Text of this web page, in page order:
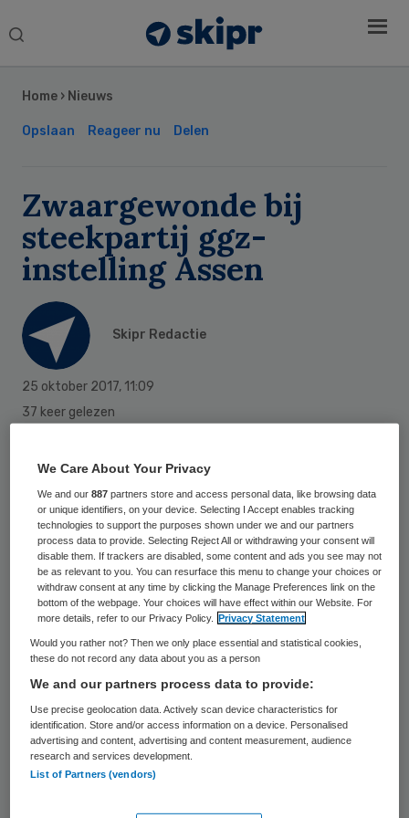
Search
Home › Nieuws
Opslaan Reageer nu Delen
Zwaargewonde bij
steekpartij ggz-
instelling Assen
Skipr Redactie
25 oktober 2017, 11:09
37 keer gelezen
Een medewerkster van de GGZ Drenthe in
Assen is woensdag ernstig gewond geraakt
door een steekpartij. Zij werd belaagd door
een vrouw met een mes die het
hoofdkantoor van de GGZ aan de
Dennenweg binnenkwam.
De verdachte, een 44-jarige vrouw uit
Assen, kon worden overmeesterd en is
aangehouden. Zij had een mes en een busje
pepperspray bij zich. Volgens GGZ Drenthe
stond de aangehouden vrouw er niet onder
behandeling.
Sidebar
We Care About Your Privacy
We and our887 partners store and access personal data, like browsing data
or unique identifiers, on your device. Selecting I Accept enables tracking
technologies to support the purposes shown under we and our partners
process data to provide. Selecting Reject All or withdrawing your consent will
disable them. If trackers are disabled, some content and ads you see may not
be as relevant to you. You can resurface this menu to change your choices or
withdraw consent at any time by clicking the Manage Preferences link on the
bottom of the webpage. Your choices will have effect within our Website. For
more details, refer to our Privacy Policy.
Privacy Statement
Would you rather not? Then we only place essential and statistical cookies,
these do not record any data about you as a person
We and our partners process data to provide:
Use precise geolocation data. Actively scan device characteristics for
identification. Store and/or access information on a device. Personalised
advertising and content, advertising and content measurement, audience
research and services development.
List of Partners (vendors)